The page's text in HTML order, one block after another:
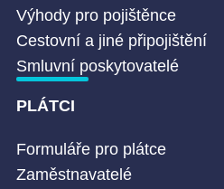
Výhody pro pojištěnce
Cestovní a jiné připojištění
Smluvní poskytovatelé
PLÁTCI
Formuláře pro plátce
Zaměstnavatelé